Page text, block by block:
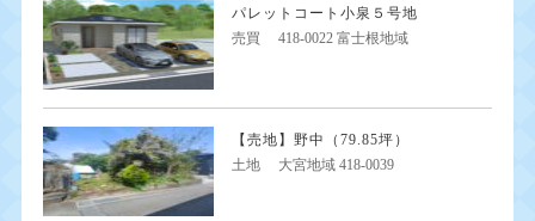
パレットコート小泉５号地
売買 418-0022 富士根地域
【売地】野中（79.85坪）
土地 大宮地域 418-0039